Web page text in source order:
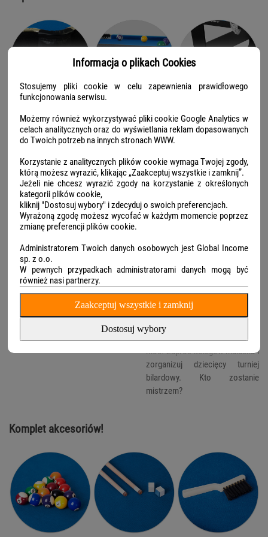
Prosty montaż!
Model NS-808 rozstawisz lub złożysz szybko i bez problemu. Stół stoi
pewnie i stabilnie, dzięki czemu wszyscy mogą skupić się na
przyjemności z grania.
mistrza
Zestaw bilardowy do domu to
świetna alternatywa dla gier
ponadczasowa gra ma od
dawna status kultowej – pokaż
dziecku, na czym polega jej
moc! Zaproś kolegów malucha i
zorganizuj dziecięcy turniej
bilardowy. Kto zostanie
mistrzem?
Komplet akcesoriów!
Informacja o plikach Cookies
Stosujemy pliki cookie w celu zapewnienia prawidłowego
funkcjonowania serwisu.
Możemy również wykorzystywać pliki cookie Google Analytics w
celach analitycznych oraz do wyświetlania reklam dopasowanych
do Twoich potrzeb na innych stronach WWW.
Korzystanie z analitycznych plików cookie wymaga Twojej zgody,
którą możesz wyrazić, klikając „Zaakceptuj wszystkie i zamknij”.
Jeżeli nie chcesz wyrazić zgody na korzystanie z określonych
kategorii plików cookie,
kliknij "Dostosuj wybory" i zdecyduj o swoich preferencjach.
Wyrażoną zgodę możesz wycofać w każdym momencie poprzez
zmianę preferencji plików cookie.
Administratorem Twoich danych osobowych jest Global Income
sp. z o.o.
W pewnych przypadkach administratorami danych mogą być
również nasi partnerzy.
Dostosuj wybory
Zaakceptuj wszystkie i zamknij